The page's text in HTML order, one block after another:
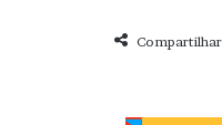
Compartilhar